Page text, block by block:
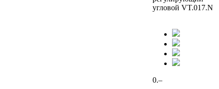
угловой VT.017.N
0.–